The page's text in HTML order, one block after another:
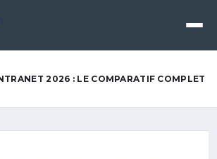
2026 : LE COMPARATIF COMPLET